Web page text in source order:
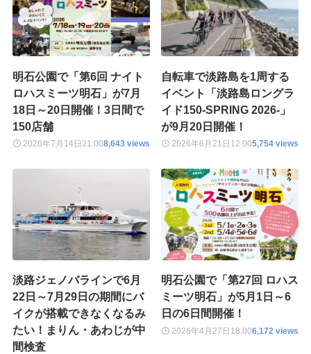
明石公園で「第6回 ナイト
ロハスミーツ明石」が7月
18日～20日開催！3日間で
150店舗
2026年7月14日 21:008,643 views
自転車で淡路島を1周する
イベント「淡路島ロングラ
イド150-SPRING 2026-」
が9月20日開催！
2026年6月21日 12:005,754 views
淡路ジェノバラインで6月
22日～7月29日の期間にバ
イクが搭載できなくなるみ
たい！まりん・あわじが中
間検査
明石公園で「第27回 ロハス
ミーツ明石」が5月1日～6
日の6日間開催！
2026年4月27日 18:006,172 views